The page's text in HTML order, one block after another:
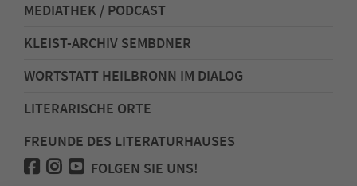
MEDIATHEK / PODCAST
KLEIST-ARCHIV SEMBDNER
WORTSTATT HEILBRONN IM DIALOG
LITERARISCHE ORTE
FREUNDE DES LITERATURHAUSES
FOLGEN SIE UNS!